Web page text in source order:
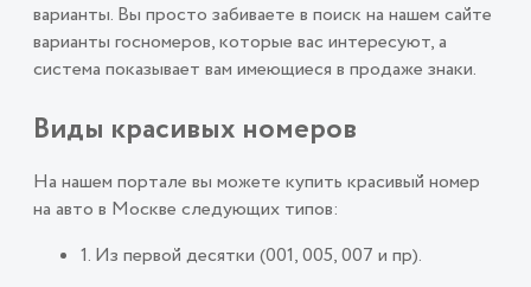
варианты. Вы просто забиваете в поиск на нашем сайте
варианты госномеров, которые вас интересуют, а
система показывает вам имеющиеся в продаже знаки.
Виды красивых номеров
На нашем портале вы можете купить красивый номер
на авто в Москве следующих типов:
1. Из первой десятки (001, 005, 007 и пр).